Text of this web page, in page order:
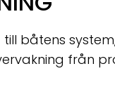
båtens
från